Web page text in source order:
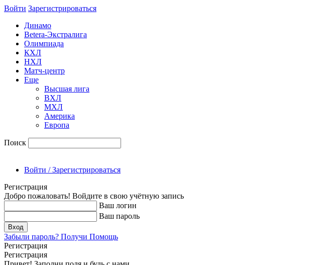
Войти Зарегиcтрироваться
Динамо
Betera-Экстралига
Олимпиада
КХЛ
НХЛ
Матч-центр
Еще
Высшая лига
ВХЛ
МХЛ
Америка
Европа
Поиск
Войти / Зарегистрироваться
Регистрация
Добро пожаловать! Войдите в свою учётную запись
Ваш логин
Ваш пароль
Забыли пароль? Получи Помощь
Регистрация
Регистрация